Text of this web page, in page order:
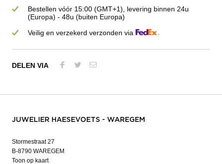
Bestellen vóór 15:00 (GMT+1), levering binnen 24u
(Europa) - 48u (buiten Europa)
Veilig en verzekerd verzonden via
DELEN VIA
JUWELIER HAESEVOETS - WAREGEM
Stormestraat 27
B-8790 WAREGEM
Toon op kaart